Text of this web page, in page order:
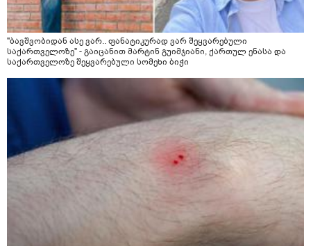
"ბავშვობიდან ასე ვარ.. ფანატიკურად ვარ შეყვარებული
საქართველოზე" - გაიცანით მარტინ გუიმჯიანი, ქართულ ენასა და
საქართველოზე შეყვარებული სომეხი ბიჭი